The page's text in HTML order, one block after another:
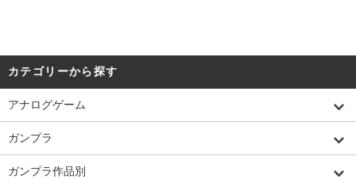
カテゴリーから探す
アナログゲーム
ガンプラ
ガンプラ作品別